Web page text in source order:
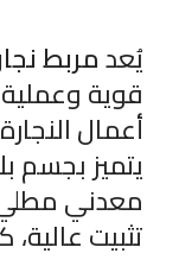
يُعدمربط
قوية وعملية
أعمال
يتميز بجسم
معدني مطلي
تثبيت